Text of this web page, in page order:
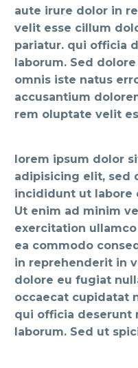
aute irure dolor in
velit esse cillum
pariatur. qui officia
laborum. Sed
omnis iste natus
accusantium
rem oluptate velit
lorem ipsum dolor
adipisicing elit, sed
incididunt ut labore
Ut enim ad minim
exercitation
ea commodo
in reprehenderit in
dolore eu fugiat
occaecat cupidatat
qui officia deserunt
laborum. Sed ut